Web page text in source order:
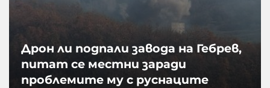
Дрон ли подпали завода на Гебрев,
питат се местни заради
проблемите му с руснаците